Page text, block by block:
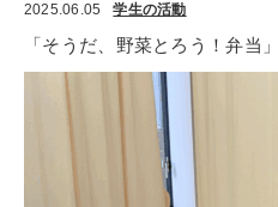
2025.06.05 学生の活動
「そうだ、野菜とろう！弁当